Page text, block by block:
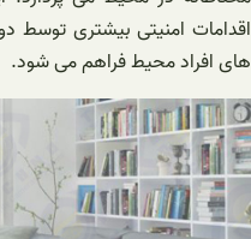
اقدامات امنیتی بیشتری توسط
های افراد محیط فراهم می شود.